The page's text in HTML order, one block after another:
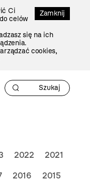
Zamknij
Ci
celów
się na ich
cookies,
2022 2021
2016 2015